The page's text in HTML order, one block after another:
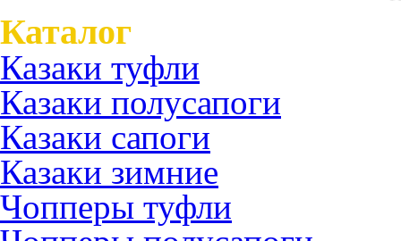
Каталог
Казаки туфли
Казаки полусапоги
Казаки сапоги
Казаки зимние
Чопперы туфли